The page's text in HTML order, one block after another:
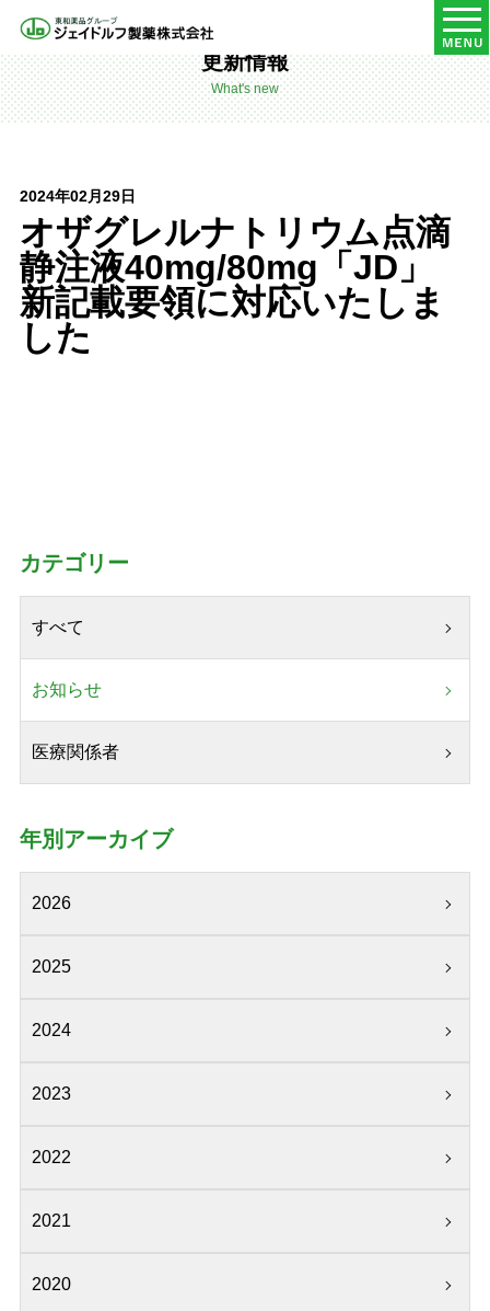
更新情報
What's new
2024年02月29日
オザグレルナトリウム点滴
静注液40mg/80mg「JD」
新記載要領に対応いたしま
した
カテゴリー
すべて
お知らせ
医療関係者
年別アーカイブ
2026
2025
2024
2023
2022
2021
2020